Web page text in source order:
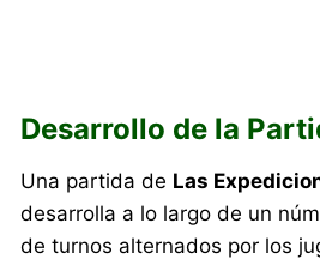
Desarrollo de la
Una partida de Las
desarrolla a lo largo de un
de turnos alternados por los